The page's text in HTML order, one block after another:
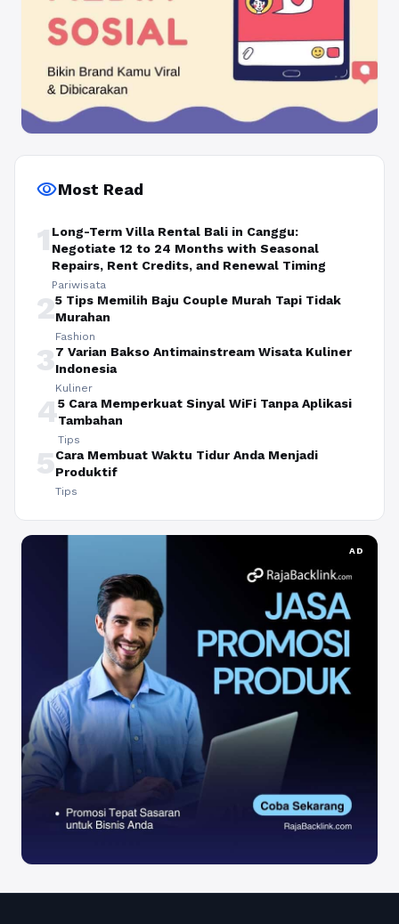
visibilityMost Read
1 Long-Term Villa Rental Bali in Canggu:
Negotiate 12 to 24 Months with Seasonal
Repairs, Rent Credits, and Renewal Timing
Pariwisata
25 Tips Memilih Baju Couple Murah Tapi Tidak
Murahan
Fashion
37 Varian Bakso Antimainstream Wisata Kuliner
Indonesia
Kuliner
45 Cara Memperkuat Sinyal WiFi Tanpa Aplikasi
Tambahan
Tips
5Cara Membuat Waktu Tidur Anda Menjadi
Produktif
Tips
AD